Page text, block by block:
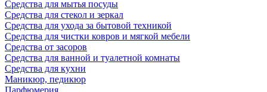
Средства для мытья посуды
Средства для стекол и зеркал
Средства для ухода за бытовой техникой
Средства для чистки ковров и мягкой мебели
Средства от засоров
Средства для ванной и туалетной комнаты
Средства для кухни
Маникюр, педикюр
Парфюмерия